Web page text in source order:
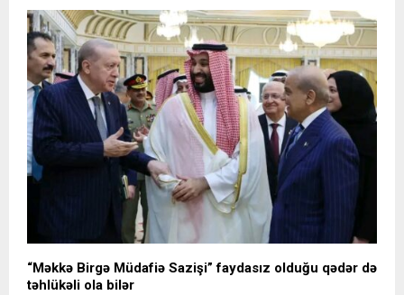
“Məkkə Birgə Müdafiə Sazişi” faydasız olduğu qədər də
təhlükəli ola bilər